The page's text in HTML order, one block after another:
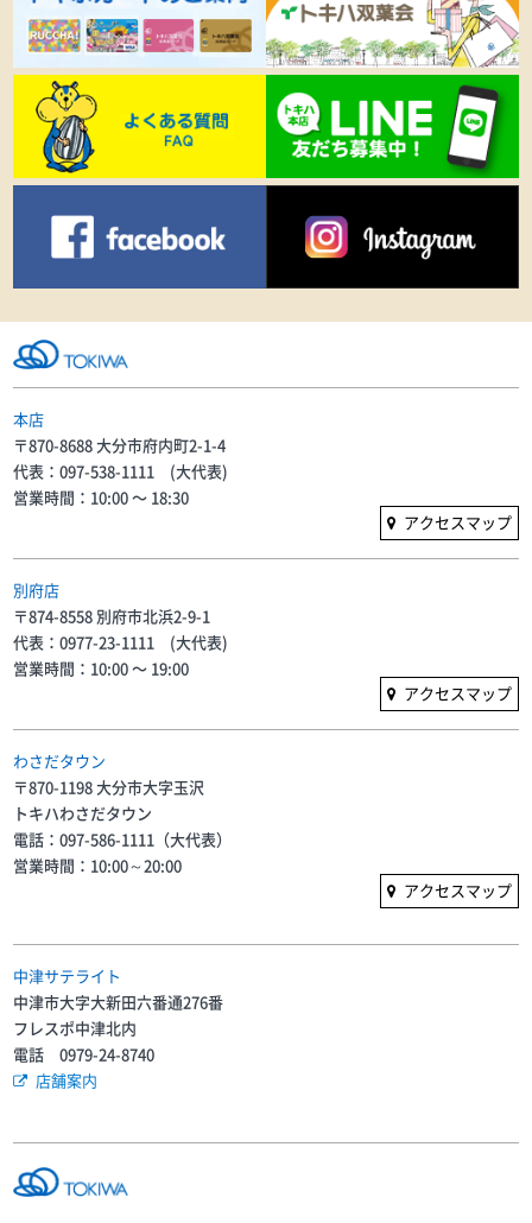
本店
〒870-8688 大分市府内町2-1-4
代表：097-538-1111 (大代表)
営業時間：10:00 〜 18:30
アクセスマップ
別府店
〒874-8558 別府市北浜2-9-1
代表：0977-23-1111 (大代表)
営業時間：10:00 〜 19:00
アクセスマップ
わさだタウン
〒870-1198 大分市大字玉沢
トキハわさだタウン
電話：097-586-1111（大代表）
営業時間：10:00～20:00
アクセスマップ
中津サテライト
中津市大字大新田六番通276番
フレスポ中津北内
電話 0979-24-8740
店舗案内